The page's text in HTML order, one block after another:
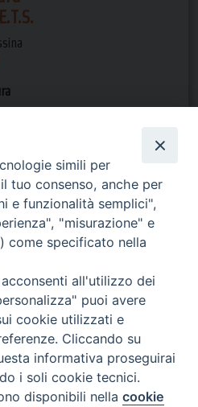
9 alle 13-->
Preferenze Cookie
simili per
tuo consenso, anche per
e funzionalità semplici",
"misurazione" e
come specificato nella
all'utilizzo dei
puoi avere
cookie utilizzati e
Cliccando su
informativa proseguirai
i soli cookie tecnici.
disponibili nellacookie